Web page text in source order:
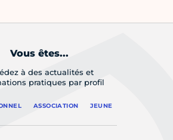
Vous êtes...
à des actualités et
pratiques par profil
ASSOCIATION JEUNE